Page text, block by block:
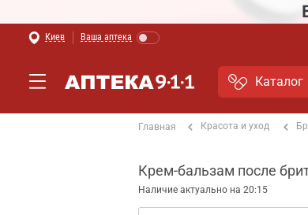
Киев Ваша аптека
Каталог
Главная Красота и уход
Крем-бальзам после
Наличие актуально на 20:15